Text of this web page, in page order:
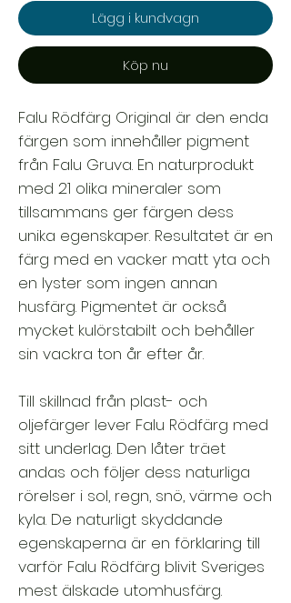
Lägg i kundvagn
Köp nu
Falu Rödfärg Original är den enda
färgen som innehåller pigment
från Falu Gruva. En naturprodukt
med 21 olika mineraler som
tillsammans ger färgen dess
unika egenskaper. Resultatet är en
färg med en vacker matt yta och
en lyster som ingen annan
husfärg. Pigmentet är också
mycket kulörstabilt och behåller
sin vackra ton år efter år.
Till skillnad från plast- och
oljefärger lever Falu Rödfärg med
sitt underlag. Den låter träet
andas och följer dess naturliga
rörelser i sol, regn, snö, värme och
kyla. De naturligt skyddande
egenskaperna är en förklaring till
varför Falu Rödfärg blivit Sveriges
mest älskade utomhusfärg.